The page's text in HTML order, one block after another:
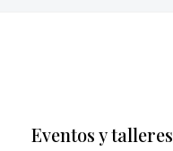
Eventos y talleres